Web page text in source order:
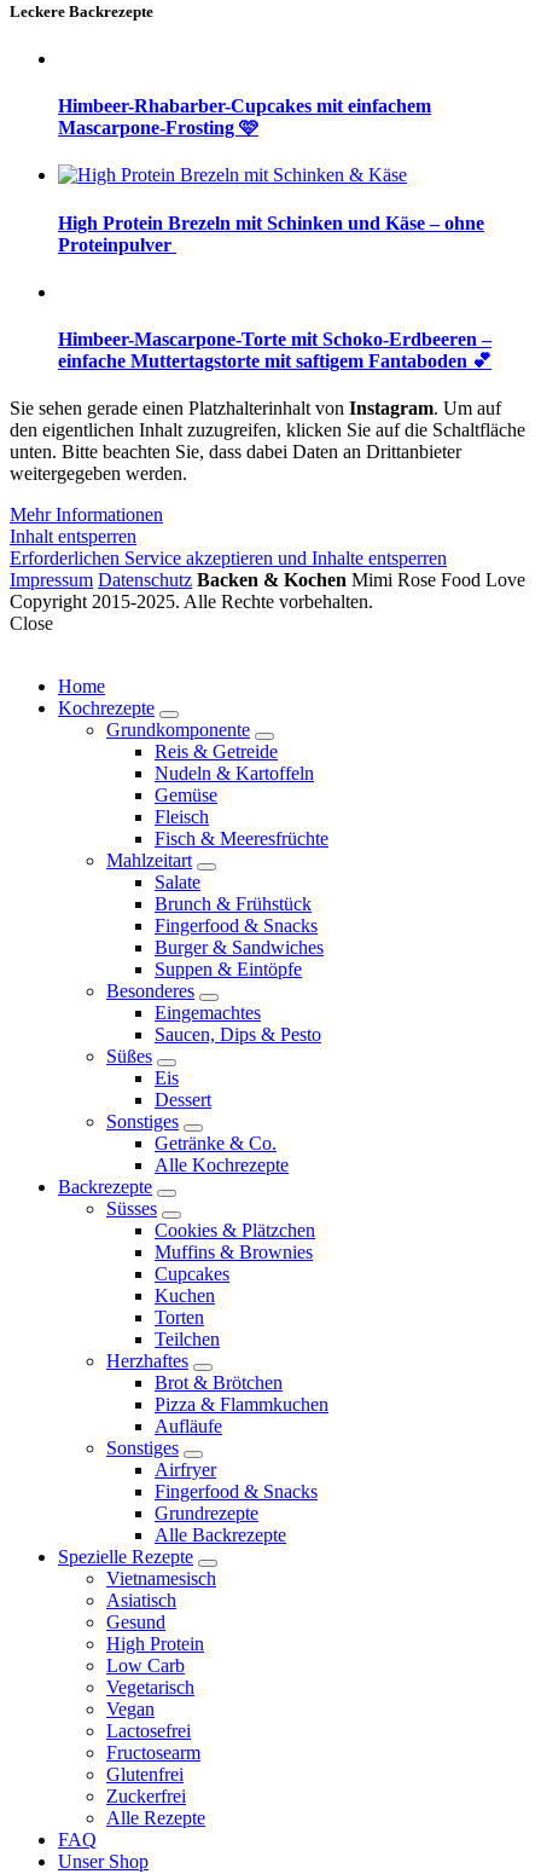
Leckere Backrezepte
Himbeer-Rhabarber-Cupcakes mit einfachem
Mascarpone-Frosting 🩷
High Protein Brezeln mit Schinken und Käse – ohne
Proteinpulver
Himbeer-Mascarpone-Torte mit Schoko-Erdbeeren –
einfache Muttertagstorte mit saftigem Fantaboden 💕
Sie sehen gerade einen Platzhalterinhalt von Instagram. Um auf
den eigentlichen Inhalt zuzugreifen, klicken Sie auf die Schaltfläche
unten. Bitte beachten Sie, dass dabei Daten an Drittanbieter
weitergegeben werden.
Mehr Informationen
Inhalt entsperren
Erforderlichen Service akzeptieren und Inhalte entsperren
Impressum Datenschutz Backen & Kochen Mimi Rose Food Love
Copyright 2015-2025. Alle Rechte vorbehalten.
Close
Home
Kochrezepte
expand
child
menu
Grundkomponente
expand
child
menu
Reis & Getreide
Nudeln & Kartoffeln
Gemüse
Fleisch
Fisch & Meeresfrüchte
Mahlzeitart
expand
child
menu
Salate
Brunch & Frühstück
Fingerfood & Snacks
Burger & Sandwiches
Suppen & Eintöpfe
Besonderes
expand
child
menu
Eingemachtes
Saucen, Dips & Pesto
Süßes
expand
child
menu
Eis
Dessert
Sonstiges
expand
child
menu
Getränke & Co.
Alle Kochrezepte
Backrezepte
expand
child
menu
Süsses
expand
child
menu
Cookies & Plätzchen
Muffins & Brownies
Cupcakes
Kuchen
Torten
Teilchen
Herzhaftes
expand
child
menu
Brot & Brötchen
Pizza & Flammkuchen
Aufläufe
Sonstiges
expand
child
menu
Airfryer
Fingerfood & Snacks
Grundrezepte
Alle Backrezepte
Spezielle Rezepte
expand
child
Vietnamesisch
Asiatisch
Gesund
High Protein
Low Carb
Vegetarisch
Vegan
Lactosefrei
Fructosearm
Glutenfrei
Zuckerfrei
Alle Rezepte
FAQ
Unser Shop